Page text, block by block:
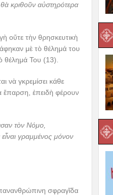
κριθοῦν αὐστηρότερα
οὔτε τὴν θρησκευτικὴ
μὲ τὸ θέλημά του
θέλημά Του (13).
νὰ γκρεμίσει κάθε
ἔπαρση, ἐπειδὴ φέρουν
τὸν Νόμο,
γραμμένος μόνον
σφραγῖδα